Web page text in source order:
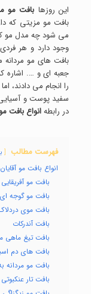
این روزها بافت مو
بافت مو مزیتی که
می شود چه مدل مو
وجود دارد و هر
بافت های مو مردانه
جعبه ای و …. اشاره
را انجام می دادند،
سفید پوست و آسیایی
در رابطهانواع بافت
فهرست مطالب
انواع بافت مو آقایان
بافت مو آفریقایی
بافت مو گوجه ای
بافت موی
بافت آندرکات
بافت تیغ ماهی
بافت های دم
بافت مو مردانه
بافت تار عنکبوتی